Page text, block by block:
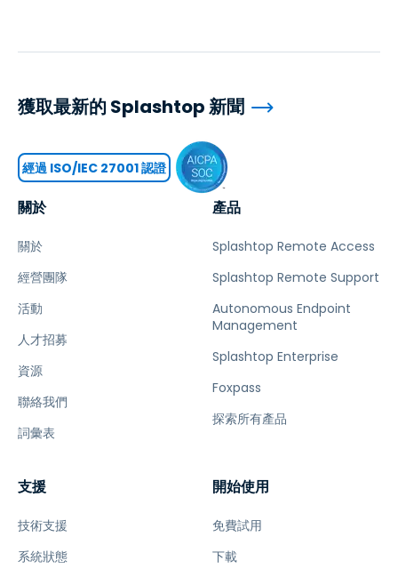
關於
關於
經營團隊
活動
人才招募
資源
聯絡我們
詞彙表
產品
Splashtop Remote Access
Splashtop Remote Support
Autonomous Endpoint
Management
Splashtop Enterprise
Foxpass
探索所有產品
支援
技術支援
系統狀態
開始使用
免費試用
下載
獲取最新的 Splashtop 新聞
經過 ISO/IEC 27001 認證